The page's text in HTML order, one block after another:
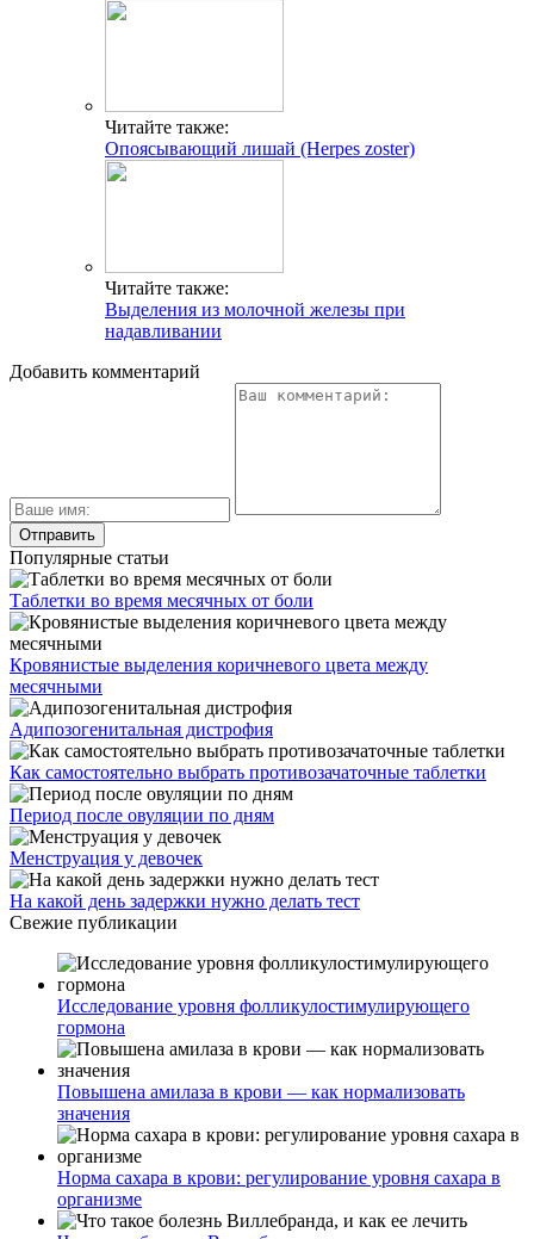
Читайте также:
Опоясывающий лишай (Herpes zoster)
Читайте также:
Выделения из молочной железы при
надавливании
Добавить комментарий
Популярные статьи
Таблетки во время месячных от боли
Кровянистые выделения коричневого цвета между
месячными
Адипозогенитальная дистрофия
Как самостоятельно выбрать противозачаточные таблетки
Период после овуляции по дням
Менструация у девочек
На какой день задержки нужно делать тест
Свежие публикации
Исследование уровня фолликулостимулирующего
гормона
Повышена амилаза в крови — как нормализовать
значения
Норма сахара в крови: регулирование уровня сахара в
организме